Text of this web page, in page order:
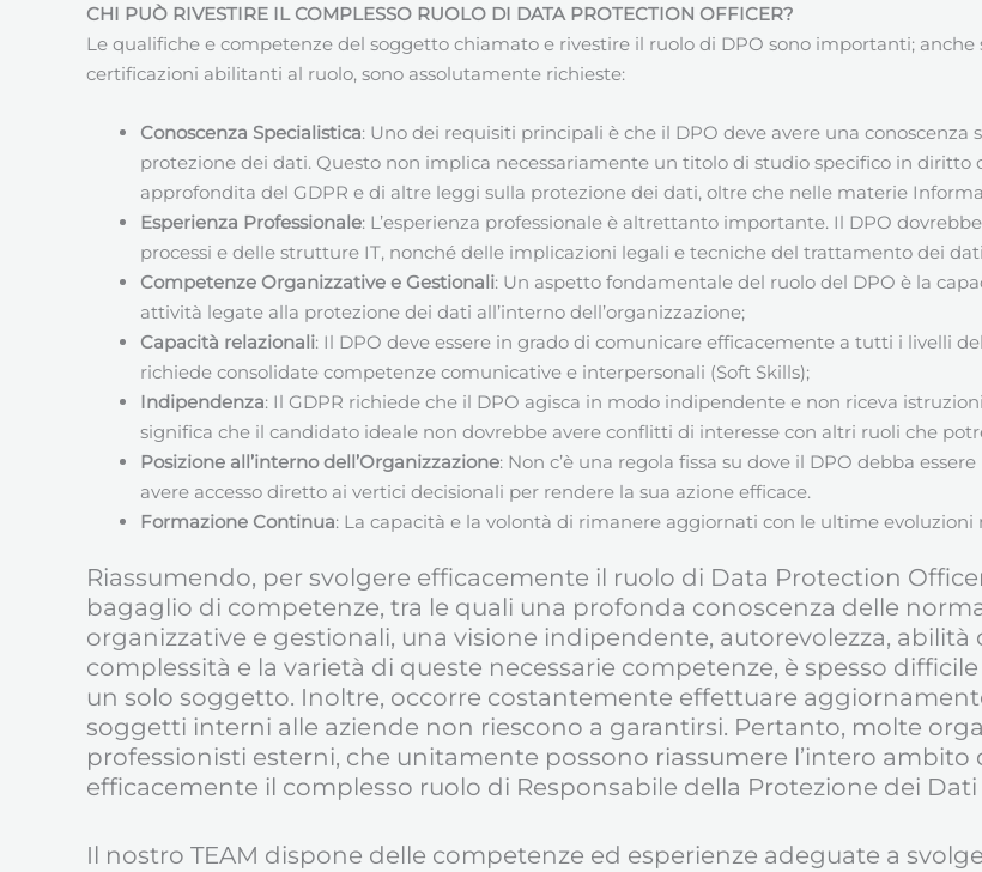
CHI PUÒ RIVESTIRE IL COMPLESSO RUOLO DI DATA PROTECTION OFFICER?
Le qualifiche e competenze del soggetto chiamato e rivestire il ruolo di DPO sono importanti;
certificazioni abilitanti al ruolo, sono assolutamente richieste:
Conoscenza Specialistica: Uno dei requisiti principali è che il DPO deve avere una
protezione dei dati. Questo non implica necessariamente un titolo di studio specifico in
approfondita del GDPR e di altre leggi sulla protezione dei dati, oltre che nelle materie
Esperienza Professionale: L’esperienza professionale è altrettanto importante. Il DPO
processi e delle strutture IT, nonché delle implicazioni legali e tecniche del trattamento dei
Competenze Organizzative e Gestionali: Un aspetto fondamentale del ruolo del DPO è la
attività legate alla protezione dei dati all’interno dell’organizzazione;
Capacità relazionali: Il DPO deve essere in grado di comunicare efficacemente a tutti i livelli
richiede consolidate competenze comunicative e interpersonali (Soft Skills);
Indipendenza: Il GDPR richiede che il DPO agisca in modo indipendente e non riceva
significa che il candidato ideale non dovrebbe avere conflitti di interesse con altri ruoli che
Posizione all’interno dell’Organizzazione: Non c’è una regola fissa su dove il DPO debba
avere accesso diretto ai vertici decisionali per rendere la sua azione efficace.
Formazione Continua: La capacità e la volontà di rimanere aggiornati con le ultime
Riassumendo, per svolgere efficacemente il ruolo di Data Protection
bagaglio di competenze, tra le quali una profonda conoscenza delle
organizzative e gestionali, una visione indipendente, autorevolezza,
complessità e la varietà di queste necessarie competenze, è spesso
un solo soggetto. Inoltre, occorre costantemente effettuare
soggetti interni alle aziende non riescono a garantirsi. Pertanto, molte
professionisti esterni, che unitamente possono riassumere l’intero
efficacemente il complesso ruolo di Responsabile della Protezione dei Dati
Il nostro TEAM dispone delle competenze ed esperienze adeguate a